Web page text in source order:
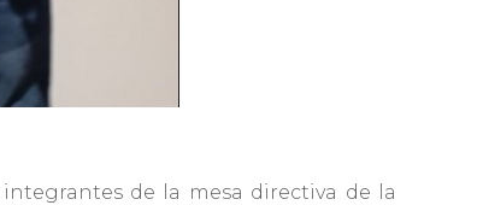
de la mesa directiva de la